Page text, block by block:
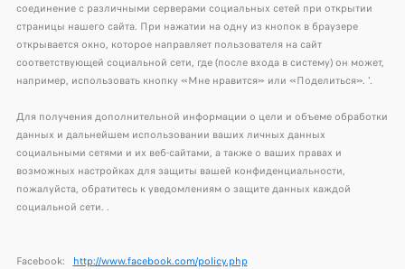
соединение с различными серверами социальных сетей при открытии
страницы нашего сайта. При нажатии на одну из кнопок в браузере
открывается окно, которое направляет пользователя на сайт
соответствующей социальной сети, где (после входа в систему) он может,
например, использовать кнопку «Мне нравится» или «Поделиться». '.
Для получения дополнительной информации о цели и объеме обработки
данных и дальнейшем использовании ваших личных данных
социальными сетями и их веб-сайтами, а также о ваших правах и
возможных настройках для защиты вашей конфиденциальности,
пожалуйста, обратитесь к уведомлениям о защите данных каждой
социальной сети. .
Facebook: http://www.facebook.com/policy.php